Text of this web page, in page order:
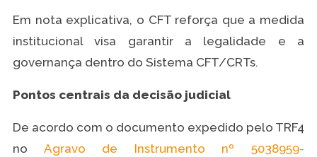
Em nota explicativa, o CFT reforça que a medida
institucional visa garantir a legalidade e a
governança dentro do Sistema CFT/CRTs.
Pontos centrais da decisão judicial
De acordo com o documento expedido pelo TRF4
no Agravo de Instrumento nº 5038959-